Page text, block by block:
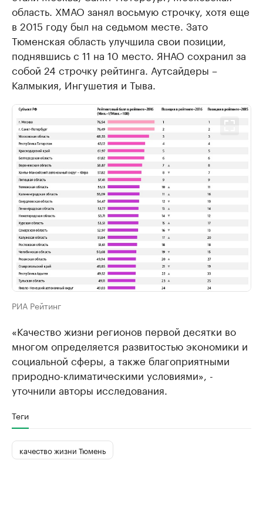
область. ХМАО занял восьмую строчку, хотя еще
в 2015 году был на седьмом месте. Зато
Тюменская область улучшила свои позиции,
поднявшись с 11 на 10 место. ЯНАО сохранил за
собой 24 строчку рейтинга. Аутсайдеры –
Калмыкия, Ингушетия и Тыва.
РИА Рейтинг
«Качество жизни регионов первой десятки во
многом определяется развитостью экономики и
социальной сферы, а также благоприятными
природно-климатическими условиями», -
уточнили авторы исследования.
Теги
качество жизни Тюмень